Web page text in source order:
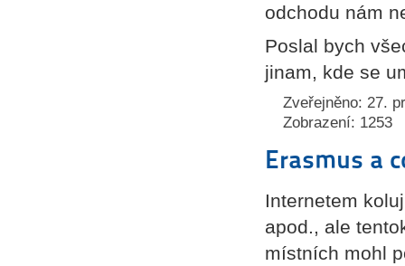
odchodu nám
Poslal bych
jinam, kde se
Zveřejněno: 27.
Zobrazení: 1253
Erasmus a
Internetem
apod., ale
místních mohl